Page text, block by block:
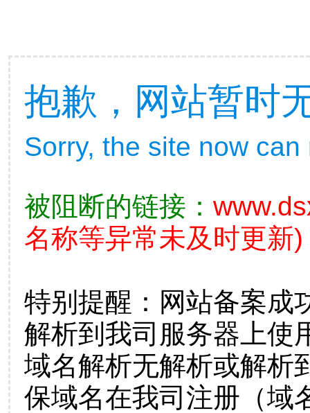
抱歉，网站暂时
Sorry, the site now
被阻断的链接：
名称等异常未及时更新)
特别提醒：网站备案成
解析到我司服务器上使
域名解析无解析或解析
保域名在我司注册（域